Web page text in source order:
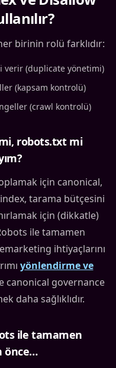
birinin rolü farklıdır:
verir (duplicate yönetimi)
(kapsam kontrolü)
(crawl kontrolü)
robots.txt mi
için canonical,
tarama bütçesini
için (dikkatle)
ile tamamen
ihtiyaçlarını
yönlendirme ve
canonical governance
daha sağlıklıdır.
ile tamamen
önce…